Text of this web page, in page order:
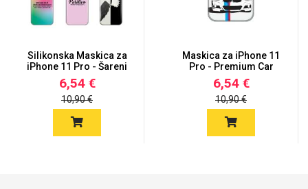
Silikonska Maskica za
iPhone 11 Pro - Šareni
m...
6,54 €
10,90 €
Maskica za iPhone 11
Pro - Premium Car
6,54 €
10,90 €